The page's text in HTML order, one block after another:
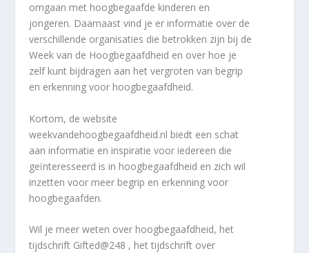
omgaan met hoogbegaafde kinderen en
jongeren. Daarnaast vind je er informatie over de
verschillende organisaties die betrokken zijn bij de
Week van de Hoogbegaafdheid en over hoe je
zelf kunt bijdragen aan het vergroten van begrip
en erkenning voor hoogbegaafdheid.
Kortom, de website
weekvandehoogbegaafdheid.nl biedt een schat
aan informatie en inspiratie voor iedereen die
geïnteresseerd is in hoogbegaafdheid en zich wil
inzetten voor meer begrip en erkenning voor
hoogbegaafden.
Wil je meer weten over hoogbegaafdheid, het
tijdschrift Gifted@248 , het tijdschrift over